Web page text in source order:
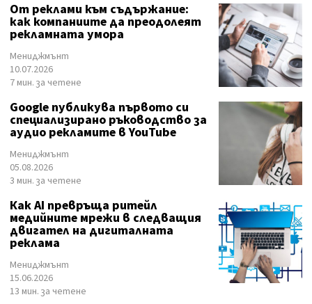
От реклами към съдържание:
как компаниите да преодолеят
рекламната умора
Мениджмънт
10.07.2026
7 мин. за четене
Google публикува първото си
специализирано ръководство за
аудио рекламите в YouTube
Мениджмънт
05.08.2026
3 мин. за четене
Как AI превръща ритейл
медийните мрежи в следващия
двигател на дигиталната
реклама
Мениджмънт
15.06.2026
13 мин. за четене